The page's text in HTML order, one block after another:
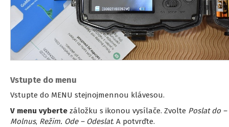
Vstupte do menu
Vstupte do MENU stejnojmennou klávesou.
V menu vyberte záložku s ikonou vysílače. Zvolte Poslat do –
Molnus, Režim. Ode – Odeslat. A potvrďte.